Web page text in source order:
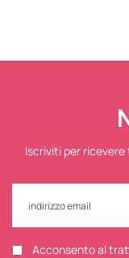
Iscriviti per
Acconsento al